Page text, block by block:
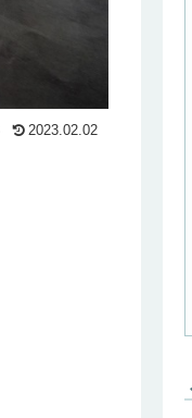
2023.02.02